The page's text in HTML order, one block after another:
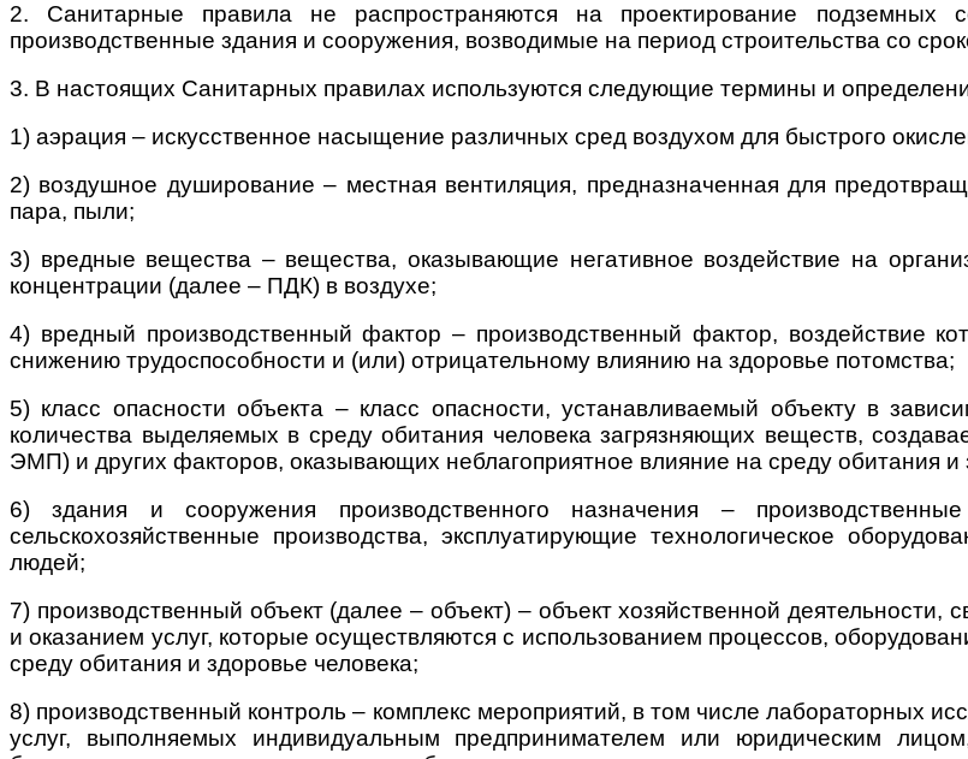
2. Санитарные правила не распространяются на проектирование
производственные здания и сооружения, возводимые на период строительства со
3. В настоящих Санитарных правилах используются следующие термины и
1) аэрация – искусственное насыщение различных сред воздухом для быстрого
2) воздушное душирование – местная вентиляция, предназначенная для
пара, пыли;
3) вредные вещества – вещества, оказывающие негативное воздействие на
концентрации (далее – ПДК) в воздухе;
4) вредный производственный фактор – производственный фактор, воздействие
снижению трудоспособности и (или) отрицательному влиянию на здоровье потомства;
5) класс опасности объекта – класс опасности, устанавливаемый объекту в
количества выделяемых в среду обитания человека загрязняющих веществ,
ЭМП) и других факторов, оказывающих неблагоприятное влияние на среду обитания и
6) здания и сооружения производственного назначения –
сельскохозяйственные производства, эксплуатирующие технологическое
людей;
7) производственный объект (далее – объект) – объект хозяйственной
и оказанием услуг, которые осуществляются с использованием процессов,
среду обитания и здоровье человека;
8) производственный контроль – комплекс мероприятий, в том числе лабораторных
услуг, выполняемых индивидуальным предпринимателем или юридическим